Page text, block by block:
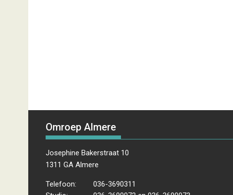
Omroep Almere
Josephine Bakerstraat 10
1311 GA Almere
Telefoon:
036-3690311